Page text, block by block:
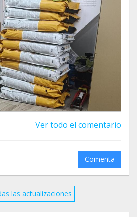
Ver todo el comentario
Comenta
las actualizaciones